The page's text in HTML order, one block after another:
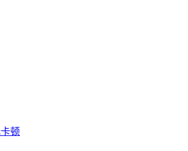
上星平台
仿
顿
伐